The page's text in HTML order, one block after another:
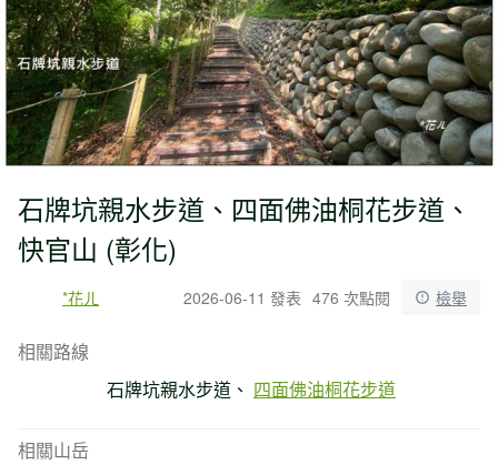
石牌坑親水步道、四面佛油桐花步道、
快官山 (彰化)
*花ㄦ 2026-06-11 發表 476 次點閱 檢舉
相關路線
石牌坑親水步道
四面佛油桐花步道
相關山岳